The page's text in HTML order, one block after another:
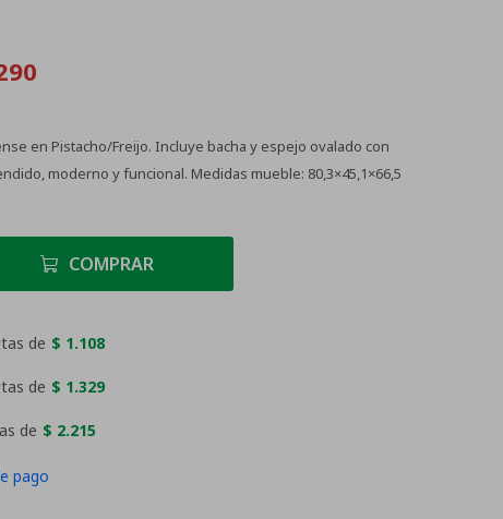
en Pistacho/Freijo. Incluye bacha y espejo ovalado con
moderno y funcional. Medidas mueble: 80,3×45,1×66,5
COMPRAR
de $ 2.215
de $ 1.108
de $ 1.329
pago